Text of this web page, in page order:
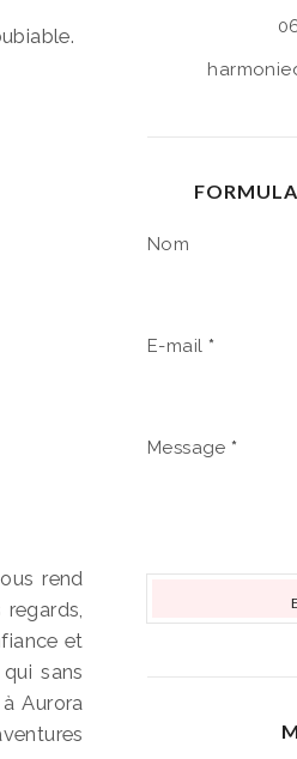
rend
et
sans
Aurora
Nom
E-mail *
Message*